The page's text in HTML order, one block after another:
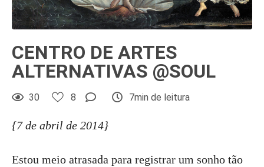
CENTRO DE ARTES
ALTERNATIVAS @SOUL
30 8 7min de leitura
{7 de abril de 2014}
Estou meio atrasada para registrar um sonho tão